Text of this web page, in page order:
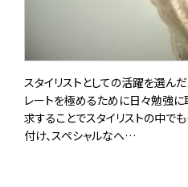
スタイリストとしての活躍を選ん
レートを極めるために日々勉強に
求することでスタイリストの中で
付け、スペシャルなヘ…